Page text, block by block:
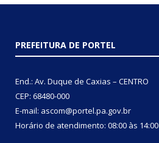
PREFEITURA DE PORTEL
End.: Av. Duque de Caxias – CENTRO
CEP: 68480-000
E-mail: ascom@portel.pa.gov.br
Horário de atendimento: 08:00 às 14:00